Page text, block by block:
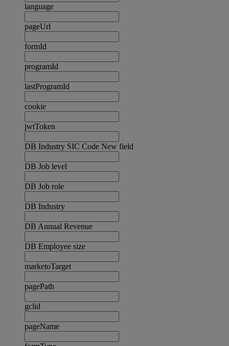
language
pageUrl
formId
programId
lastProgramId
cookie
jwtToken
DB Industry SIC Code New field
DB Job level
DB Job role
DB Industry
DB Annual Revenue
DB Employee size
marketoTarget
pagePath
gclid
pageName